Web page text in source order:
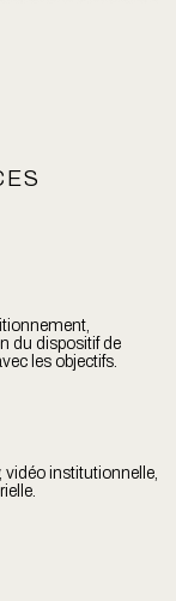
du dispositif de
les objectifs.
vidéo institutionnelle,